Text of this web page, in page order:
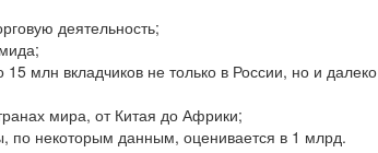
деятельность;
млн вкладчиков не только в России, но и далеко
мира, от Китая до Африки;
по некоторым данным, оценивается в 1 млрд.